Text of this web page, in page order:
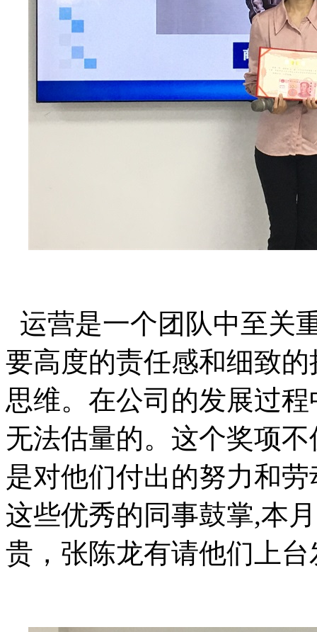
运营是一个团队中至关
要高度的责任感和细致
思维。在公司的发展过
无法估量的。这个奖项
是对他们付出的努力和
这些优秀的同事鼓掌,本
贵，张陈龙有请他们上